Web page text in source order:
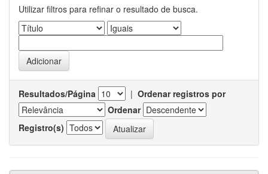
Utilizar filtros para refinar o resultado de busca.
Resultados/Página | Ordenar registros por
Ordenar
Registro(s)